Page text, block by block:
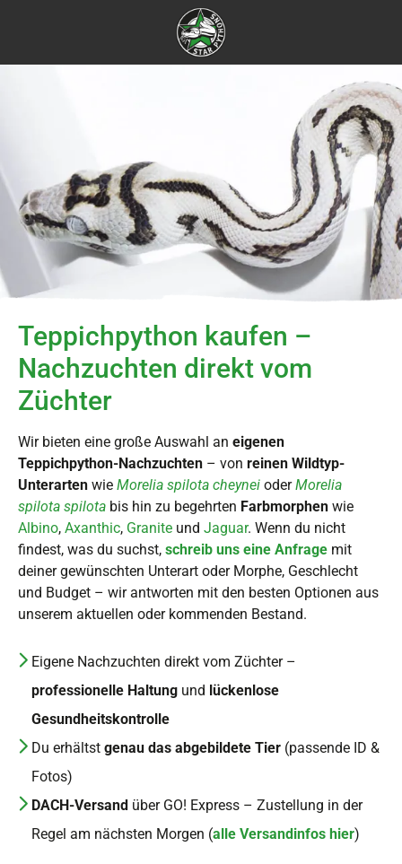
Teppichpython kaufen –
Nachzuchten direkt vom
Züchter
Wir bieten eine große Auswahl an eigenen
Teppichpython-Nachzuchten – von reinen Wildtyp-
Unterarten wie Morelia spilota cheynei oderMorelia
spilota spilota bis hin zu begehrten Farbmorphen wie
Albino, Axanthic, Granite und Jaguar. Wenn du nicht
findest, was du suchst, schreib uns eine Anfrage mit
deiner gewünschten Unterart oder Morphe, Geschlecht
und Budget – wir antworten mit den besten Optionen aus
unserem aktuellen oder kommenden Bestand.
Eigene Nachzuchten direkt vom Züchter –
professionelle Haltung und lückenlose
Gesundheitskontrolle
Du erhältst genau das abgebildete Tier (passende ID &
Fotos)
DACH-Versand über GO! Express – Zustellung in der
Regel am nächsten Morgen (alle Versandinfos hier)